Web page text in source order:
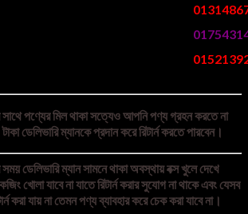
সাথে পণ্যের মিল থাকা সত্যেও আপনি পণ্য গ্রহন করতে না
ডেলিভারি ম্যানকে প্রদান করে রিটার্ন করতে পারবেন।
ডেলিভারি ম্যান সামনে থাকা অবস্থায় বক্স খুলে দেখে
খোলা যাবে না যাতে রিটার্ন করার সুযোগ না থাকে এবং যেসব
করা যায় না তেমন পণ্য ব্যাবহার করে চেক করা যাবে না।